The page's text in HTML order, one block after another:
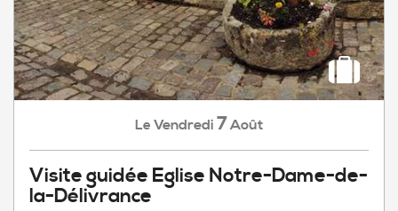
Le Vendredi 7Août
Visite guidée Eglise Notre-Dame-de-
la-Délivrance